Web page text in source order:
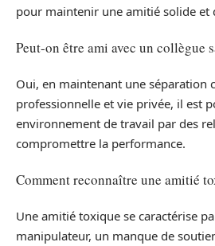
pour maintenir une amitié solide et
Peut-on être ami avec un collègue
Oui, en maintenant une séparation
professionnelle et vie privée, il est
environnement de travail par des
compromettre la performance.
Comment reconnaître une amitié
Une amitié toxique se caractérise
manipulateur, un manque de